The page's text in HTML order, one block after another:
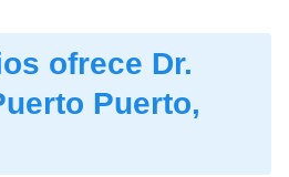
ofrece Dr.
Puerto,